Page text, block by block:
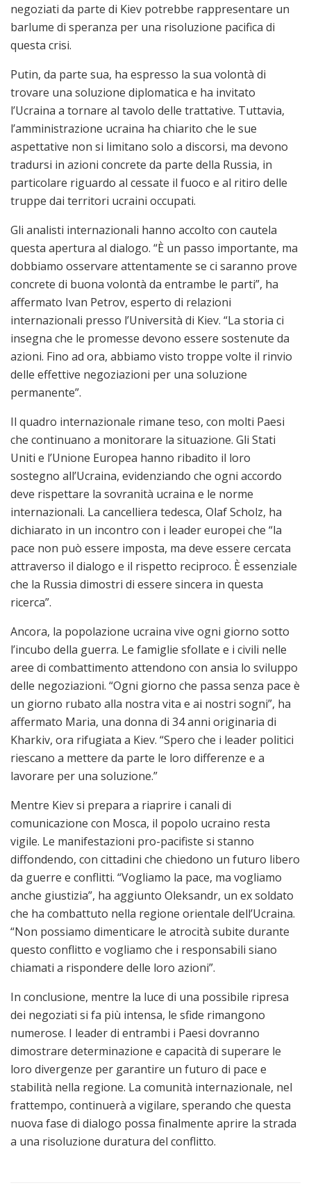
negoziati da parte di Kiev potrebbe rappresentare un
barlume di speranza per una risoluzione pacifica di
questa crisi.
Putin, da parte sua, ha espresso la sua volontà di
trovare una soluzione diplomatica e ha invitato
l’Ucraina a tornare al tavolo delle trattative. Tuttavia,
l’amministrazione ucraina ha chiarito che le sue
aspettative non si limitano solo a discorsi, ma devono
tradursi in azioni concrete da parte della Russia, in
particolare riguardo al cessate il fuoco e al ritiro delle
truppe dai territori ucraini occupati.
Gli analisti internazionali hanno accolto con cautela
questa apertura al dialogo. “È un passo importante, ma
dobbiamo osservare attentamente se ci saranno prove
concrete di buona volontà da entrambe le parti”, ha
affermato Ivan Petrov, esperto di relazioni
internazionali presso l’Università di Kiev. “La storia ci
insegna che le promesse devono essere sostenute da
azioni. Fino ad ora, abbiamo visto troppe volte il rinvio
delle effettive negoziazioni per una soluzione
permanente”.
Il quadro internazionale rimane teso, con molti Paesi
che continuano a monitorare la situazione. Gli Stati
Uniti e l’Unione Europea hanno ribadito il loro
sostegno all’Ucraina, evidenziando che ogni accordo
deve rispettare la sovranità ucraina e le norme
internazionali. La cancelliera tedesca, Olaf Scholz, ha
dichiarato in un incontro con i leader europei che “la
pace non può essere imposta, ma deve essere cercata
attraverso il dialogo e il rispetto reciproco. È essenziale
che la Russia dimostri di essere sincera in questa
ricerca”.
Ancora, la popolazione ucraina vive ogni giorno sotto
l’incubo della guerra. Le famiglie sfollate e i civili nelle
aree di combattimento attendono con ansia lo sviluppo
delle negoziazioni. “Ogni giorno che passa senza pace è
un giorno rubato alla nostra vita e ai nostri sogni”, ha
affermato Maria, una donna di 34 anni originaria di
Kharkiv, ora rifugiata a Kiev. “Spero che i leader politici
riescano a mettere da parte le loro differenze e a
lavorare per una soluzione.”
Mentre Kiev si prepara a riaprire i canali di
comunicazione con Mosca, il popolo ucraino resta
vigile. Le manifestazioni pro-pacifiste si stanno
diffondendo, con cittadini che chiedono un futuro libero
da guerre e conflitti. “Vogliamo la pace, ma vogliamo
anche giustizia”, ha aggiunto Oleksandr, un ex soldato
che ha combattuto nella regione orientale dell’Ucraina.
“Non possiamo dimenticare le atrocità subite durante
questo conflitto e vogliamo che i responsabili siano
chiamati a rispondere delle loro azioni”.
In conclusione, mentre la luce di una possibile ripresa
dei negoziati si fa più intensa, le sfide rimangono
numerose. I leader di entrambi i Paesi dovranno
dimostrare determinazione e capacità di superare le
loro divergenze per garantire un futuro di pace e
stabilità nella regione. La comunità internazionale, nel
frattempo, continuerà a vigilare, sperando che questa
nuova fase di dialogo possa finalmente aprire la strada
a una risoluzione duratura del conflitto.